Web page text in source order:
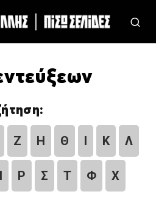
Ζ Η Θ Ι Κ Λ
Ρ Σ Τ Φ Χ